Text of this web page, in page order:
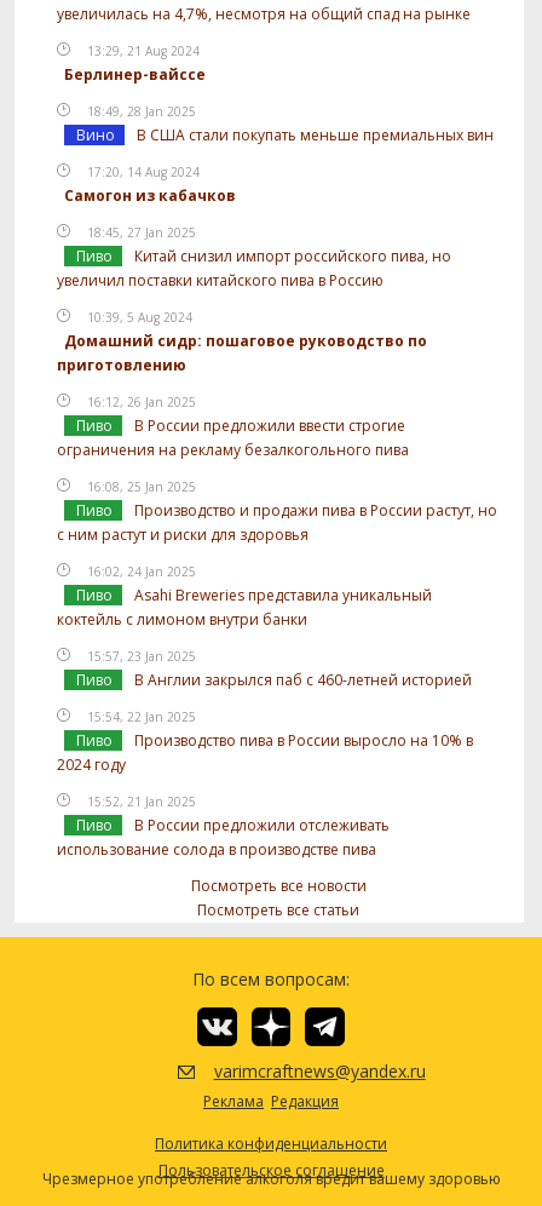
увеличилась на 4,7%, несмотря на общий спад на рынке
13:29, 21 Aug 2024
Берлинер-вайссе
18:49, 28 Jan 2025
Вино В США стали покупать меньше премиальных вин
17:20, 14 Aug 2024
Самогон из кабачков
18:45, 27 Jan 2025
Пиво
Китай снизил импорт российского пива, но
увеличил поставки китайского пива в Россию
10:39, 5 Aug 2024
Домашний сидр: пошаговое руководство по
приготовлению
16:12, 26 Jan 2025
Пиво
В России предложили ввести строгие
ограничения на рекламу безалкогольного пива
16:08, 25 Jan 2025
Пиво
Производство и продажи пива в России растут, но
с ним растут и риски для здоровья
16:02, 24 Jan 2025
Пиво
Asahi Breweries представила уникальный
коктейль с лимоном внутри банки
15:57, 23 Jan 2025
Пиво В Англии закрылся паб с 460-летней историей
15:54, 22 Jan 2025
Пиво
Производство пива в России выросло на 10% в
2024 году
15:52, 21 Jan 2025
Пиво
В России предложили отслеживать
использование солода в производстве пива
Посмотреть все новости
Посмотреть все статьи
По всем вопросам:
varimcraftnews@yandex.ru
Реклама Редакция
Политика конфиденциальности
Пользовательское соглашение
Чрезмерное употребление алкоголя вредит вашему здоровью